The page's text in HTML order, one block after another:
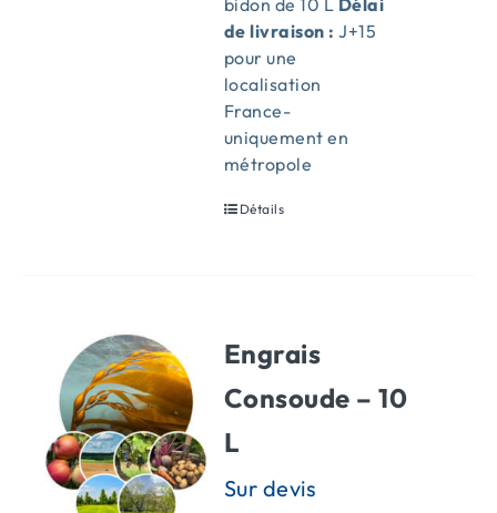
bidon de 10 L Délai
de livraison : J+15
pour une
localisation
France-
uniquement en
métropole
Détails
Engrais
Consoude – 10
L